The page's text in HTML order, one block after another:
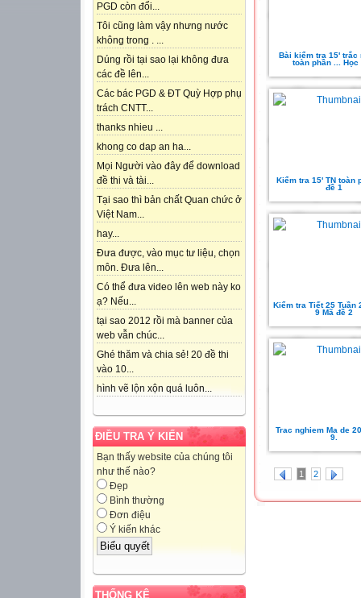
PGD còn đổi...
Tôi cũng làm vậy nhưng nước
không trong . ...
Dúng rồi tại sao lại không đưa
các đề lên...
Các bác PGD & ĐT Quỳ Hợp phụ
trách CNTT...
thanks nhieu ...
khong co dap an ha...
Mọi Người vào đây để download
đề thi và tài...
Tại sao thì bản chất Quan chức ở
Việt Nam...
hay...
Đưa được, vào mục tư liệu, chọn
môn. Đưa lên...
Có thể đưa video lên web này ko
ạ? Nếu...
tại sao 2012 rồi mà banner của
web vẫn chúc...
Ghé thăm và chia sẻ! 20 đề thi
vào 10...
hình vẽ lộn xộn quá luôn...
ĐIỀU TRA Ý KIẾN
Bạn thấy website của chúng tôi
như thế nào?
Đẹp
Bình thường
Đơn điệu
Ý kiến khác
THỐNG KÊ
Bài kiểm tra 15' trắc
toàn phần ... Học
Kiểm tra 15' TN toàn
đề 1
Kiểm tra Tiết 25 Tuần
9 Mã đề 2
Trac nghiem Ma de
9.
1 2